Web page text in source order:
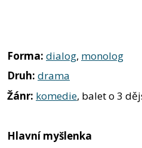
Forma: dialog, monolog
Druh: drama
Žánr: komedie, balet o 3
Hlavní myšlenka